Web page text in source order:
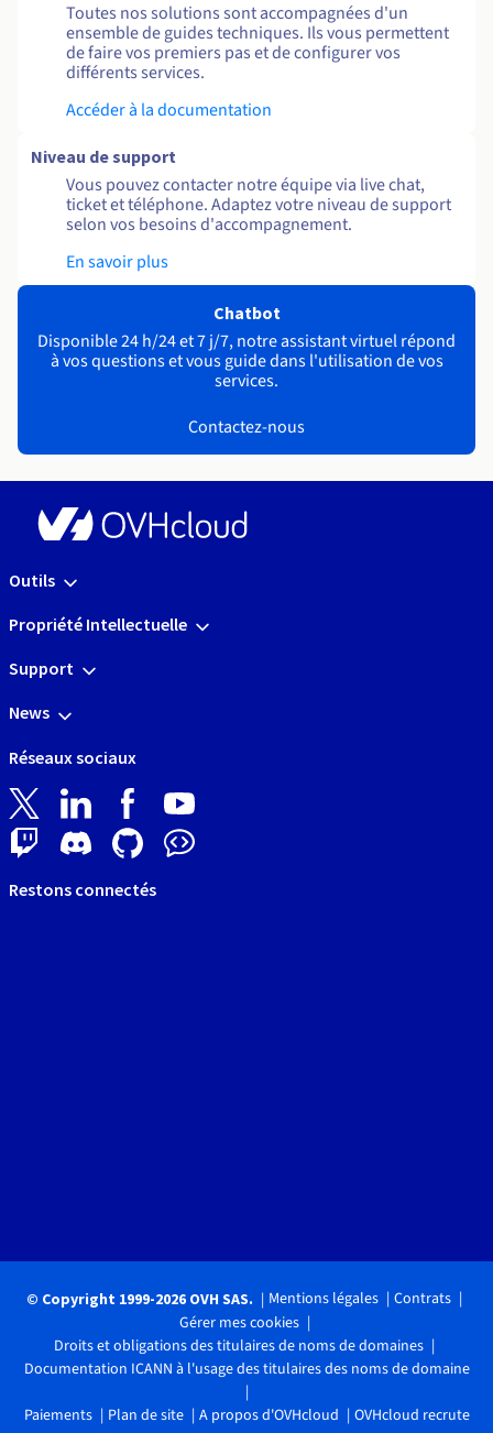
Toutes nos solutions sont accompagnées d'un
ensemble de guides techniques. Ils vous permettent
de faire vos premiers pas et de configurer vos
différents services.
Accéder à la documentation
Niveau de support
Vous pouvez contacter notre équipe via live chat,
ticket et téléphone. Adaptez votre niveau de support
selon vos besoins d'accompagnement.
En savoir plus
Chatbot
Disponible 24 h/24 et 7 j/7, notre assistant virtuel répond
à vos questions et vous guide dans l'utilisation de vos
services.
Contactez-nous
Outils
Propriété Intellectuelle
Support
News
Réseaux sociaux
Restons connectés
© Copyright 1999-2026 OVH SAS. Mentions légales
Contrats
Gérer mes cookies
Droits et obligations des titulaires de noms de domaines
Documentation ICANN à l'usage des titulaires des noms de domaine
Paiements Plan de site A propos d'OVHcloud OVHcloud recrute